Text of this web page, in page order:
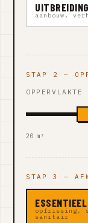
UITBREIDING
aanbouw,
STAP 2 —
OPPERVLAKTE
20 m²
STAP 3 —
ESSENTIEEL
opfrissing,
sanitair